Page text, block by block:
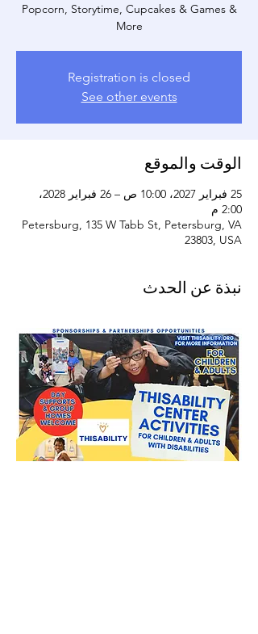
Popcorn, Storytime, Cupcakes & Games &
More
Registration is closed
See other events
الوقت والموقع
25 فبراير 2027، 10:00 ص – 26 فبراير 2028،
2:00 م
Petersburg, 135 W Tabb St, Petersburg, VA
23803, USA
نبذة عن الحدث